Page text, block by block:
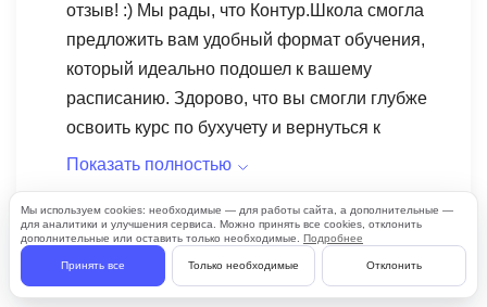
отзыв! :) Мы рады, что Контур.Школа смогла
предложить вам удобный формат обучения,
который идеально подошел к вашему
расписанию. Здорово, что вы смогли глубже
освоить курс по бухучету и вернуться к
сложным темам в удобное время. Мы
официальные документы, которые
принимаются на работе без вопросов. Ваш
успех для нас очень важен, и мы рады, что
смогли помочь вам в вашем обучении. Удачи
Показать полностью
Ответить 0 0
Мы используем cookies: необходимые — для работы сайта, а дополнительные —
для аналитики и улучшения сервиса. Можно принять все cookies, отклонить
дополнительные или оставить только необходимые. Подробнее
Принять все Только необходимые Отклонить